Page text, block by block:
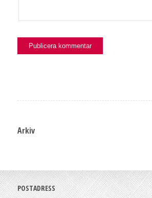
Arkiv
POSTADRESS